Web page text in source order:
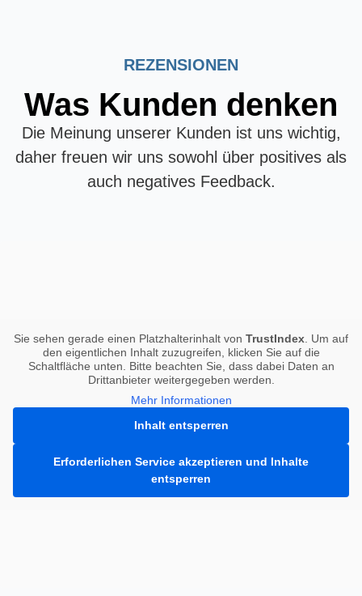
REZENSIONEN
Was Kunden denken
Die Meinung unserer Kunden ist uns wichtig,
daher freuen wir uns sowohl über positives als
auch negatives Feedback.
Sie sehen gerade einen Platzhalterinhalt von TrustIndex . Um auf
den eigentlichen Inhalt zuzugreifen, klicken Sie auf die
Schaltfläche unten. Bitte beachten Sie, dass dabei Daten an
Drittanbieter weitergegeben werden.
Mehr Informationen
Inhalt entsperren
Erforderlichen Service akzeptieren und Inhalte
entsperren